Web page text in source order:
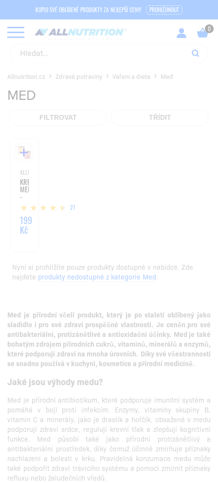
KUPUJ SVÉ OBLÍBENÉ PRODUKTY ZA NEJLEPŠÍ CENY! PROHLÉDNOUT
Allnutrition.cz Zdravé potraviny Vaření a dieta Med
MED
FILTROVAT TŘÍDIT
ALLNUTRITION
KREMOVANÝ
MED
-
400G 27
199
Kč
Nyní si prohlížíte pouze produkty dostupné v nabídce. Zde
najdete produkty nedostupné z kategorie Med
Med je přírodní včelí produkt, který je po staletí oblíbený jako
sladidlo i pro své zdraví prospěšné vlastnosti. Je ceněn pro své
antibakteriální, protizánětlivé a antioxidační účinky. Med je také
bohatým zdrojem přírodních cukrů, vitaminů, minerálů a enzymů,
které podporují zdraví na mnoha úrovních. Díky své všestrannosti
se snadno používá v kuchyni, kosmetice a přírodní medicíně.
Jaké jsou výhody medu?
Med je přírodní antibiotikum, které podporuje imunitní systém a
pomáhá v boji proti infekcím. Enzymy, vitaminy skupiny B,
vitamin C a minerály, jako je draslík a hořčík, obsažené v medu
podporují zdraví srdce, regulují krevní tlak a zlepšují kognitivní
funkce. Med působí také jako přírodní protizánětlivý a
antibakteriální prostředek, díky čemuž účinně zmírňuje příznaky
nachlazení a bolesti v krku. Pravidelná konzumace medu může
také podpořit zdraví trávicího systému a pomoci zmírnit příznaky
refluxu nebo žaludečních vředů.